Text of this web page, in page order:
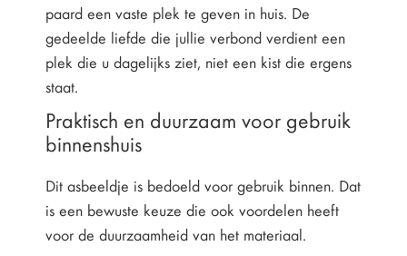
paard een vaste plek te geven in huis. De
gedeelde liefde die jullie verbond verdient een
plek die u dagelijks ziet, niet een kist die ergens
staat.
Praktisch en duurzaam voor gebruik
binnenshuis
Dit asbeeldje is bedoeld voor gebruik binnen. Dat
is een bewuste keuze die ook voordelen heeft
voor de duurzaamheid van het materiaal.